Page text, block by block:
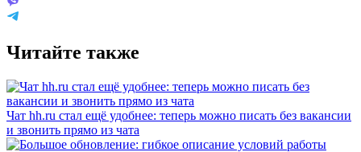
Читайте также
Чат hh.ru стал ещё удобнее: теперь можно писать без вакансии
и звонить прямо из чата